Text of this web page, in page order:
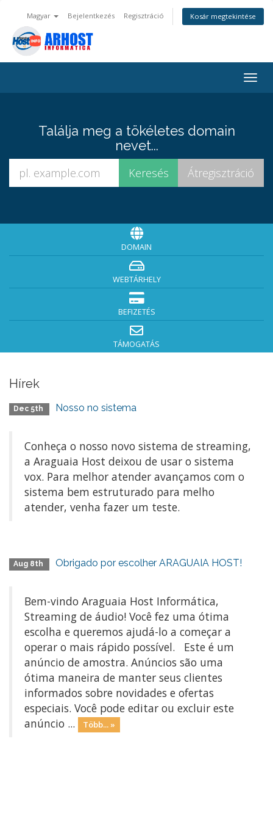
Magyar Bejelentkezés Regisztráció Kosár megtekintése
a
Találja meg a tökéletes domain
nevet...
DOMAIN
WEBTÁRHELY
BEFIZETÉS
TÁMOGATÁS
Hírek
Dec 5th Nosso no sistema
Conheça o nosso novo sistema de streaming,
a Araguaia Host deixou de usar o sistema
vox. Para melhor atender avançamos com o
sistema bem estruturado para melho
atender, venha fazer um teste.
Aug 8th Obrigado por escolher ARAGUAIA HOST!
Bem-vindo Araguaia Host Informática,
Streaming de áudio! Você fez uma ótima
escolha e queremos ajudá-lo a começar a
operar o mais rápido possível. Este é um
anúncio de amostra. Anúncios são uma
ótima maneira de manter seus clientes
informados sobre novidades e ofertas
especiais. Você pode editar ou excluir este
anúncio ...
Több... »